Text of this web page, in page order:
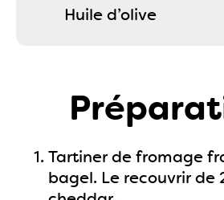
Huile d’olive
Tartiner de fromage
bagel. Le recouvrir de